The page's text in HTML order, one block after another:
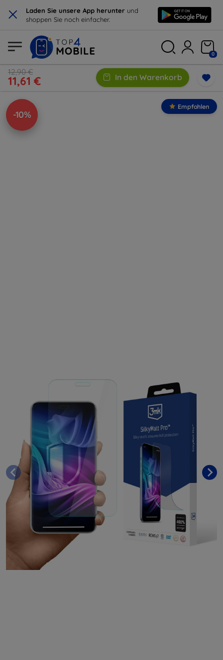
× Laden Sie unsere App herunter und
shoppen Sie noch einfacher.
0
12,90 €
11,61 € In den Warenkorb
-10%
Empfohlen